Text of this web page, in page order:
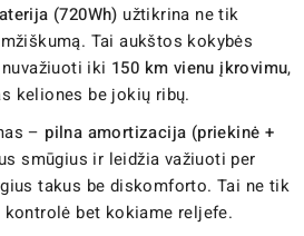
(720Wh) užtikrina ne tik
Tai aukštos kokybės
iki 150 km vienu įkrovimu,
keliones be jokių ribų.
– pilna amortizacija (priekinė +
smūgius ir leidžia važiuoti per
takus be diskomforto. Tai ne tik
bet kokiame reljefe.